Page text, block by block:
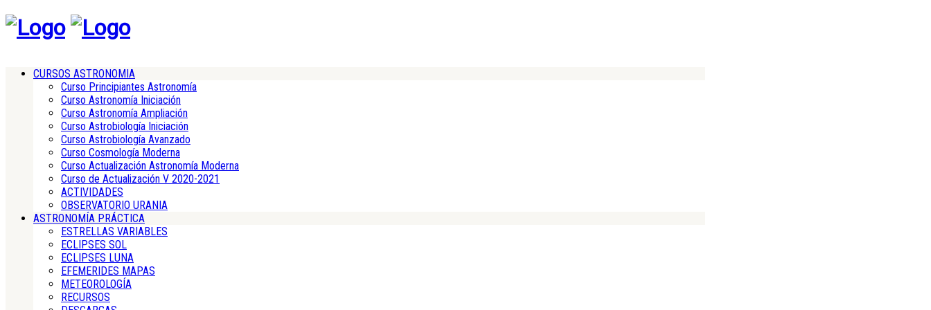
CURSOS ASTRONOMIA
Curso Principiantes Astronomía
Curso Astronomía Iniciación
Curso Astronomía Ampliación
Curso Astrobiología Iniciación
Curso Astrobiología Avanzado
Curso Cosmología Moderna
Curso Actualización Astronomía Moderna
Curso de Actualización V 2020-2021
ACTIVIDADES
OBSERVATORIO URANIA
ASTRONOMÍA PRÁCTICA
ESTRELLAS VARIABLES
ECLIPSES SOL
ECLIPSES LUNA
EFEMERIDES MAPAS
METEOROLOGÍA
RECURSOS